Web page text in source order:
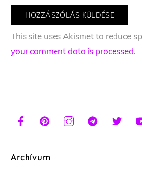
This site uses Akismet to reduce
your comment data is processed.
Archívum